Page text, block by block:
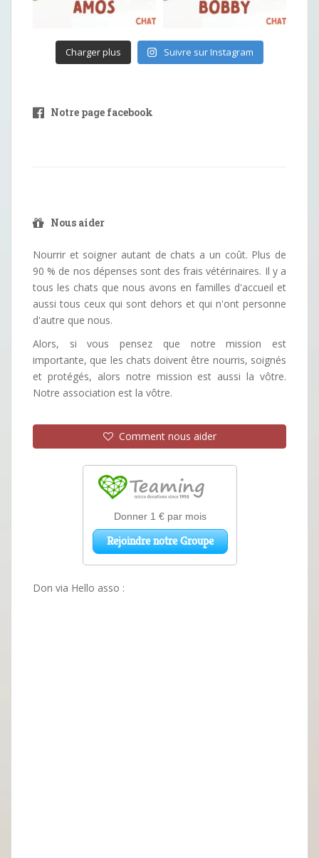
Charger plus Suivre sur Instagram
Notre page facebook
Nous aider
Nourrir et soigner autant de chats a un coût. Plus de
90 % de nos dépenses sont des frais vétérinaires. Il y a
tous les chats que nous avons en familles d'accueil et
aussi tous ceux qui sont dehors et qui n'ont personne
d'autre que nous.
Alors, si vous pensez que notre mission est
importante, que les chats doivent être nourris, soignés
et protégés, alors notre mission est aussi la vôtre.
Notre association est la vôtre.
Comment nous aider
Don via Hello asso :